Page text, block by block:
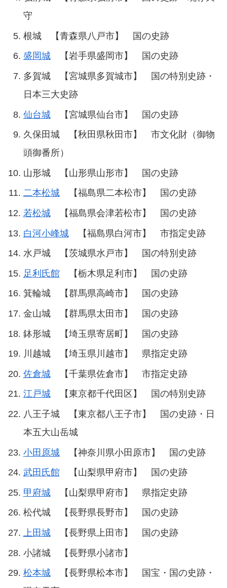
守
根城 【青森県八戸市】 国の史跡
盛岡城【岩手県盛岡市】 国の史跡
多賀城 【宮城県多賀城市】 国の特別史跡・
日本三大史跡
仙台城【宮城県仙台市】 国の史跡
久保田城 【秋田県秋田市】 市文化財（御物
頭御番所）
山形城 【山形県山形市】 国の史跡
二本松城【福島県二本松市】 国の史跡
若松城【福島県会津若松市】 国の史跡
白河小峰城【福島県白河市】 市指定史跡
水戸城 【茨城県水戸市】 国の特別史跡
足利氏館【栃木県足利市】 国の史跡
箕輪城 【群馬県高崎市】 国の史跡
金山城 【群馬県太田市】 国の史跡
鉢形城 【埼玉県寄居町】 国の史跡
川越城 【埼玉県川越市】 県指定史跡
佐倉城【千葉県佐倉市】 市指定史跡
江戸城【東京都千代田区】 国の特別史跡
八王子城 【東京都八王子市】 国の史跡・日
本五大山岳城
小田原城【神奈川県小田原市】 国の史跡
武田氏館【山梨県甲府市】 国の史跡
甲府城【山梨県甲府市】 県指定史跡
松代城 【長野県長野市】 国の史跡
上田城【長野県上田市】 国の史跡
小諸城 【長野県小諸市】
松本城【長野県松本市】 国宝・国の史跡・